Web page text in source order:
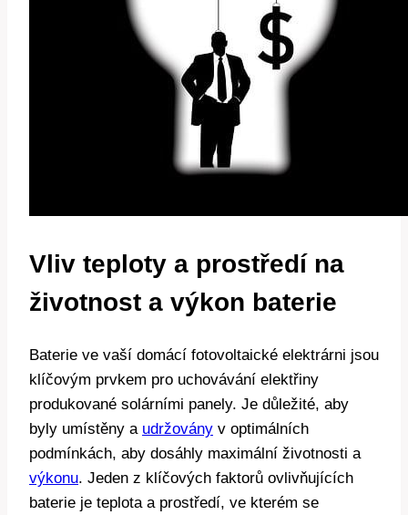
Vliv teploty a prostředí na
životnost a výkon baterie
Baterie ve vaší domácí fotovoltaické elektrárni jsou
klíčovým prvkem pro uchovávání elektřiny
produkované solárními panely. Je důležité, aby
byly umístěny a udržovány v optimálních
podmínkách, aby dosáhly maximální životnosti a
výkonu. Jeden z klíčových faktorů ovlivňujících
baterie je teplota a prostředí, ve kterém se